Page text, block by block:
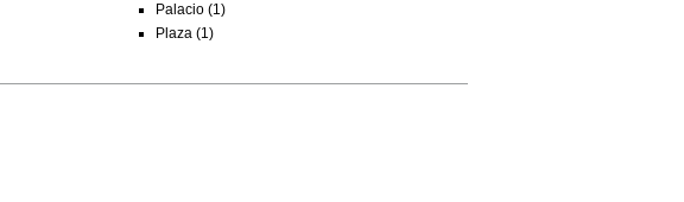
Palacio (1)
Plaza (1)